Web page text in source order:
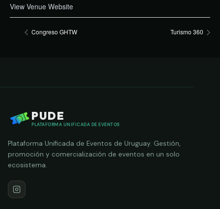
View Venue Website
Congreso GHTW Turismo 360
PUDE
PLATAFORMA UNIFICADA DE EVENTOS
Plataforma Unificada de Eventos de Uruguay. Gestión,
promoción y comercialización de eventos en un solo
ecosistema.